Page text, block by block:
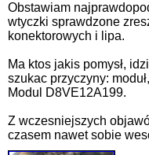
Obstawiam
wtyczki sprawdzone
konektorowych i lipa.
Ma ktos jakis pomysł,
szukac przyczyny:
Modul D8VE12A199.
Z wczesniejszych
czasem nawet sobie